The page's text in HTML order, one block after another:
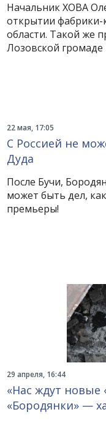
Начальник ХОВА
открытии фабрики-
области. Такой же
Лозовской
22 мая, 17:05
С Россией не
Дуда
После Бучи,
может быть дел,
премьеры!
29 апреля, 16:44
«Нас ждут новые
«Бородянки» —